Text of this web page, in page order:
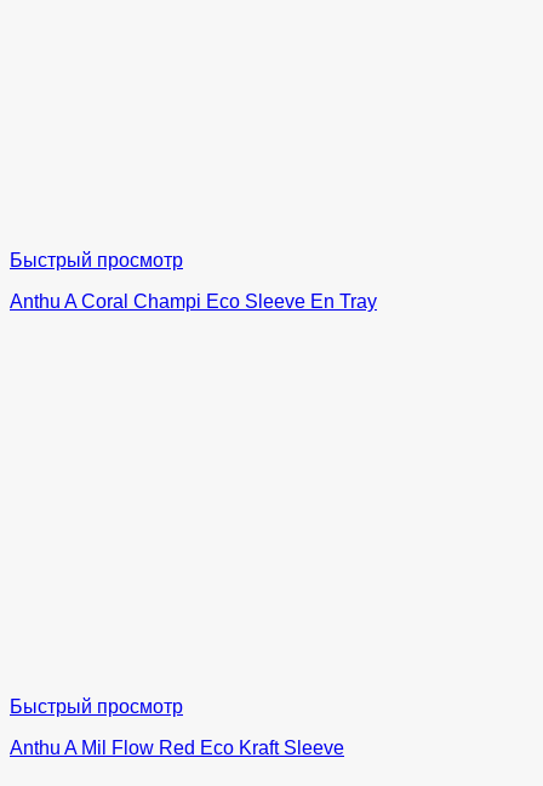
Быстрый просмотр
Anthu A Coral Champi Eco Sleeve En Tray
Быстрый просмотр
Anthu A Mil Flow Red Eco Kraft Sleeve